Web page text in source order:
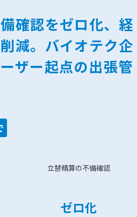
確認をゼロ化、経
減。バイオテク企
ザー起点の出張管
立替精算の不備確認
ゼロ化